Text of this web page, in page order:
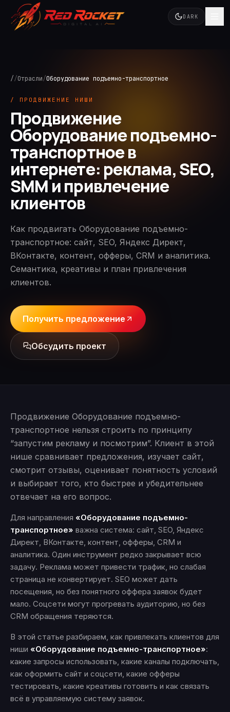
DARK
//Отрасли/Оборудование подъемно-транспортное
/ ПРОДВИЖЕНИЕ НИШИ
Продвижение
Оборудование подъемно-
транспортное в
интернете: реклама, SEO,
SMM и привлечение
клиентов
Как продвигать Оборудование подъемно-
транспортное: сайт, SEO, Яндекс Директ,
ВКонтакте, контент, офферы, CRM и аналитика.
Семантика, креативы и план привлечения
клиентов.
Получить предложение
Обсудить проект
Продвижение Оборудование подъемно-
транспортное нельзя строить по принципу
“запустим рекламу и посмотрим”. Клиент в этой
нише сравнивает предложения, изучает сайт,
смотрит отзывы, оценивает понятность условий
и выбирает того, кто быстрее и убедительнее
отвечает на его вопрос.
Для направления «Оборудование подъемно-
транспортное» важна система: сайт, SEO, Яндекс
Директ, ВКонтакте, контент, офферы, CRM и
аналитика. Один инструмент редко закрывает всю
задачу. Реклама может привести трафик, но слабая
страница не конвертирует. SEO может дать
посещения, но без понятного оффера заявок будет
мало. Соцсети могут прогревать аудиторию, но без
CRM обращения теряются.
В этой статье разбираем, как привлекать клиентов для
ниши «Оборудование подъемно-транспортное»:
какие запросы использовать, какие каналы подключать,
как оформить сайт и соцсети, какие офферы
тестировать, какие креативы готовить и как связать
всё в управляемую систему заявок.